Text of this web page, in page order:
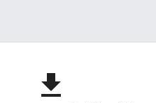
file_download